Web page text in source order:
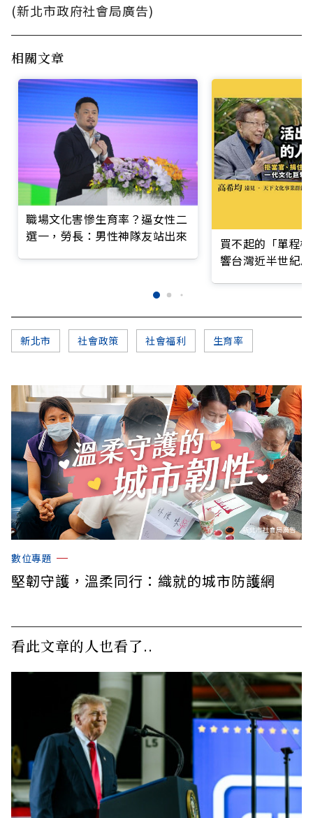
(新北市政府社會局廣告)
相關文章
職場文化害慘生育率？逼女性二
選一，勞長：男性神隊友站出來
買不起的「單程
響台灣近半世紀
新北市 社會政策 社會福利 生育率
數位專題
堅韌守護，溫柔同行：織就的城市防護網
看此文章的人也看了..